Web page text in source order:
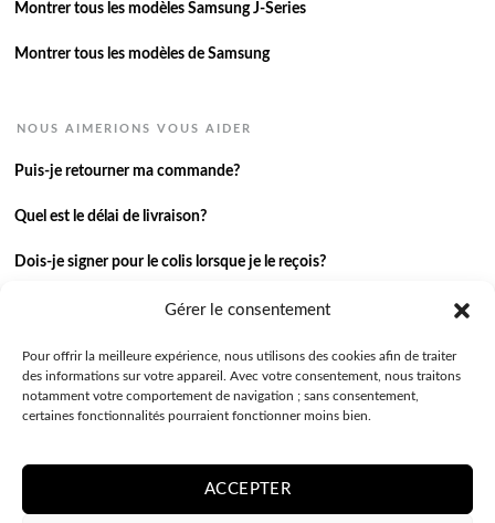
Gérer le consentement
Pour offrir la meilleure expérience, nous utilisons des cookies afin de traiter
des informations sur votre appareil. Avec votre consentement, nous traitons
notamment votre comportement de navigation ; sans consentement,
certaines fonctionnalités pourraient fonctionner moins bien.
ACCEPTER
Montrer tous les modèles Samsung J-Series
Montrer tous les modèles de Samsung
NOUS AIMERIONS VOUS AIDER
Puis-je retourner ma commande?
Quel est le délai de livraison?
Dois-je signer pour le colis lorsque je le reçois?
Je n’ai pas reçu ma commande.
J’ai une autre question.
Contactez-nous